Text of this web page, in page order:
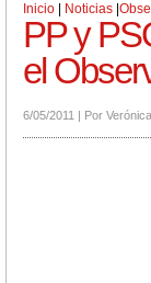
Inicio Noticias
PP y
el
6/05/2011 | Por